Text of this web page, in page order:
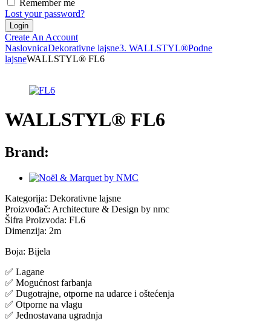
Remember me
Lost your password?
Create An Account
NaslovnicaDekorativne lajsne3. WALLSTYL®Podne
lajsneWALLSTYL® FL6
WALLSTYL® FL6
Brand:
Kategorija: Dekorativne lajsne
Proizvođač: Architecture & Design by nmc
Šifra Proizvoda: FL6
Dimenzija: 2m
Boja: Bijela
✅ Lagane
✅ Mogućnost farbanja
✅ Dugotrajne, otporne na udarce i oštećenja
✅ Otporne na vlagu
✅ Jednostavana ugradnja